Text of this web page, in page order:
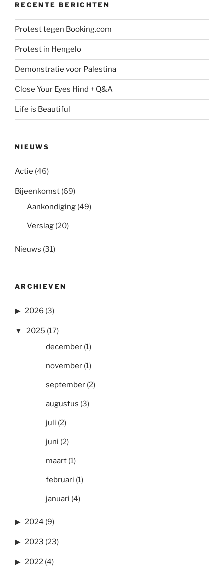
RECENTE BERICHTEN
Protest tegen Booking.com
Protest in Hengelo
Demonstratie voor Palestina
Close Your Eyes Hind + Q&A
Life is Beautiful
NIEUWS
Actie (46)
Bijeenkomst (69)
Aankondiging (49)
Verslag (20)
Nieuws (31)
ARCHIEVEN
2026 (3)
2025 (17)
december(1)
november(1)
september(2)
augustus (3)
juli (2)
juni (2)
maart(1)
februari (1)
januari (4)
2024 (9)
2023 (23)
2022 (4)